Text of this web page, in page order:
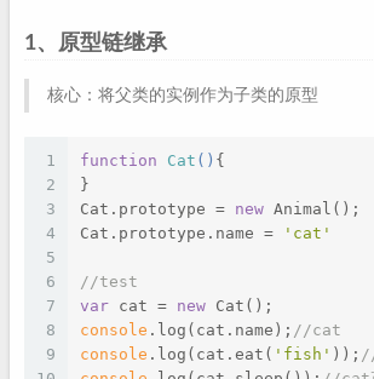
1、原型链继承
核心：将父类的实例作为子类的原型
1
2
3
4
5
6
7
8
9
function Cat ( ) {
}
Cat.prototype = new Animal();
Cat.prototype.name =
'cat'
//test
var cat = new Cat();
console .log(cat.name); //cat
console .log(cat.eat( 'fish' ));